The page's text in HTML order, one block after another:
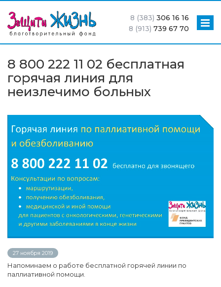
8 (383) 306 16 16
8 (913) 739 67 70
8 800 222 11 02 бесплатная
горячая линия для
неизлечимо больных
27 ноября 2019
Напоминаем о работе бесплатной горячей линии по
паллиативной помощи.